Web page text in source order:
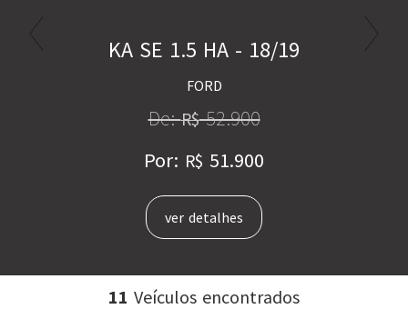
KA SE 1.5 HA - 18/19
FORD
De:R$52.900
Por: R$ 51.900
ver detalhes
11 Veículos encontrados